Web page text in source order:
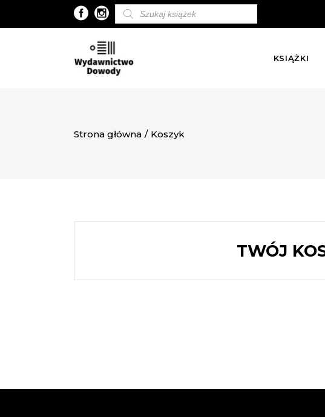
Wyszukiwarka
produktów
KSIĄŻKI
Strona główna / Koszyk
TWÓJ